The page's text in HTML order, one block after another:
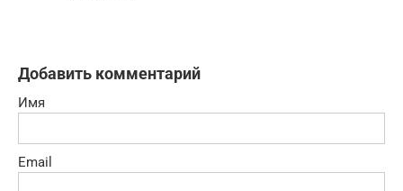
Добавить комментарий
Имя
Email